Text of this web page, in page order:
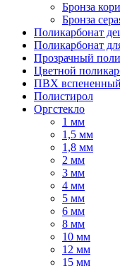
Бронза
Бронза
Поликарбонат
Поликарбонат
Прозрачный
Цветной
ПВХ вспененный
Полистирол
Оргстекло
1 мм
1,5 мм
1,8 мм
2 мм
3 мм
4 мм
5 мм
6 мм
8 мм
10 мм
12 мм
15 мм